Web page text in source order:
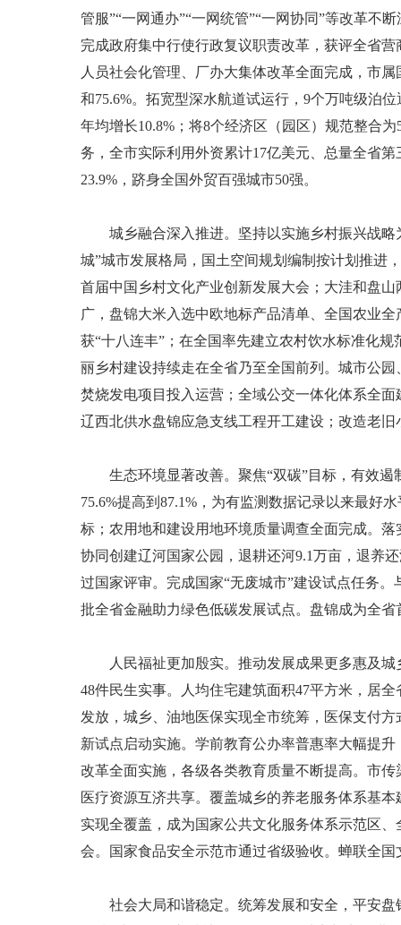
管服”“一网通办”“一网统管”“一网协同”等改革不
完成政府集中行使行政复议职责改革，获评全省
人员社会化管理、厂办大集体改革全面完成，市
和75.6%。拓宽型深水航道试运行，9个万吨级泊
年均增长10.8%；将8个经济区（园区）规范整合
务，全市实际利用外资累计17亿美元、总量全省
23.9%，跻身全国外贸百强城市50强。
城乡融合深入推进。坚持以实施乡村振兴战略
城”城市发展格局，国土空间规划编制按计划推进
首届中国乡村文化产业创新发展大会；大洼和盘
广，盘锦大米入选中欧地标产品清单、全国农业
获“十八连丰”；在全国率先建立农村饮水标准化
丽乡村建设持续走在全省乃至全国前列。城市公
焚烧发电项目投入运营；全域公交一体化体系全
辽西北供水盘锦应急支线工程开工建设；改造老
生态环境显著改善。聚焦“双碳”目标，有效遏
75.6%提高到87.1%，为有监测数据记录以来最好
标；农用地和建设用地环境质量调查全面完成。
协同创建辽河国家公园，退耕还河9.1万亩，退养
过国家评审。完成国家“无废城市”建设试点任务
批全省金融助力绿色低碳发展试点。盘锦成为全
人民福祉更加殷实。推动发展成果更多惠及城
48件民生实事。人均住宅建筑面积47平方米，居
发放，城乡、油地医保实现全市统筹，医保支付
新试点启动实施。学前教育公办率普惠率大幅提
改革全面实施，各级各类教育质量不断提高。市
医疗资源互济共享。覆盖城乡的养老服务体系基
实现全覆盖，成为国家公共文化服务体系示范区
会。国家食品安全示范市通过省级验收。蝉联全
社会大局和谐稳定。统筹发展和安全，平安盘